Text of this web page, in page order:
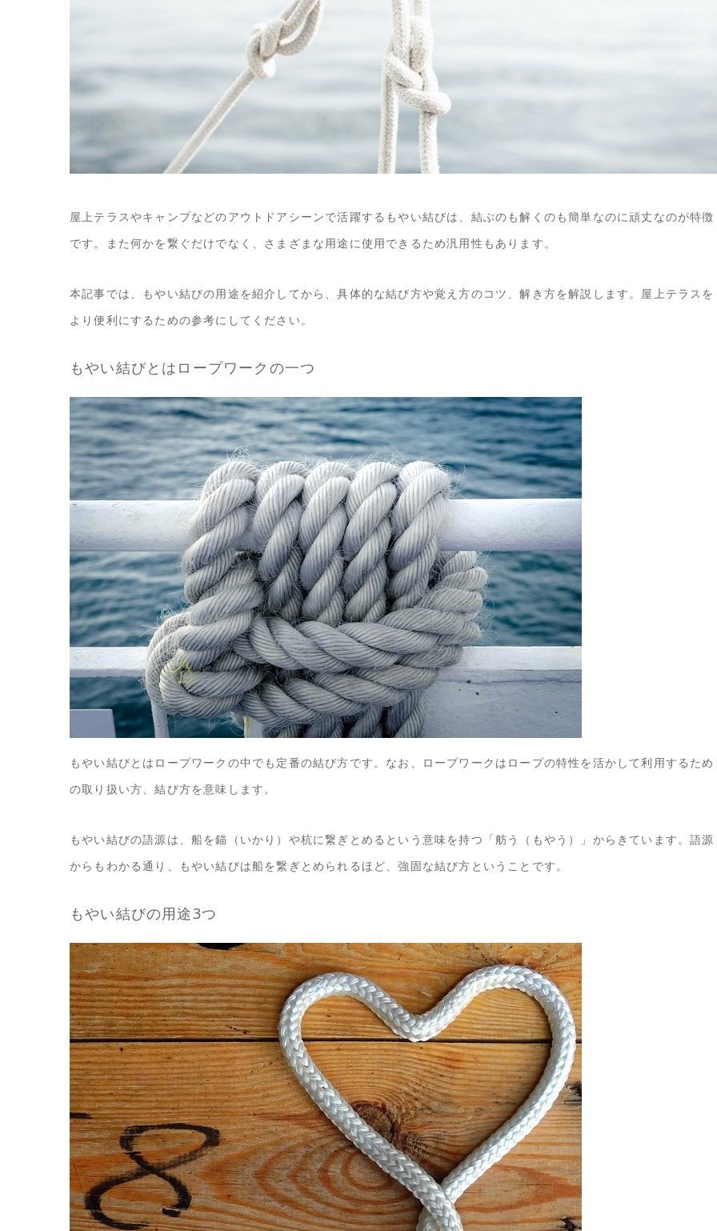
屋上テラスやキャンプなどのアウトドアシーンで活躍するもやい結びは、結ぶのも解くのも簡単なのに頑丈なのが特徴
です。また何かを繋ぐだけでなく、さまざまな用途に使用できるため汎用性もあります。
本記事では、もやい結びの用途を紹介してから、具体的な結び方や覚え方のコツ、解き方を解説します。屋上テラスを
より便利にするための参考にしてください。
もやい結びとはロープワークの一つ
もやい結びとはロープワークの中でも定番の結び方です。なお、ロープワークはロープの特性を活かして利用するため
の取り扱い方、結び方を意味します。
もやい結びの語源は、船を錨（いかり）や杭に繋ぎとめるという意味を持つ「舫う（もやう）」からきています。語源
からもわかる通り、もやい結びは船を繋ぎとめられるほど、強固な結び方ということです。
もやい結びの用途3つ